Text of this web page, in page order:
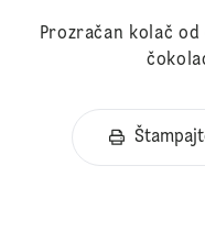
Prozračan kolač